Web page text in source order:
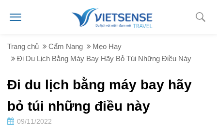
Trang chủ Cẩm Nang
Mẹo Hay
Đi Du Lịch Bằng Máy Bay Hãy Bỏ Túi Những Điều Này
Đi du lịch bằng máy bay hãy
bỏ túi những điều này
09/11/2022